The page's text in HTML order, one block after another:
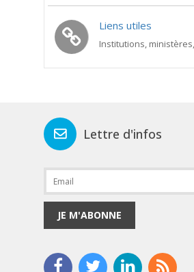
Liens utiles
Institutions,
Lettre d'infos
JE M'ABONNE